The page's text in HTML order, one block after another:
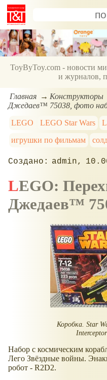
ToyByToy.com - новости
и журналов,
Главная Конструкторы
Джедаев™ 75038, фото
LEGO
LEGO Star Wars
игрушки по фильмам
admin
LEGO: Перехватчик
Джедаев™
Коробка. Star
Набор с космическим
Лего Звёздные войны.
робот - R2D2.